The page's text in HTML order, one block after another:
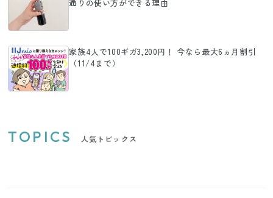
通りの使い方ができる理由
家族4人で100ギガ3,200円！ 今なら最大6ヵ月割引
（11/4まで）
TOPICS 人気トピックス